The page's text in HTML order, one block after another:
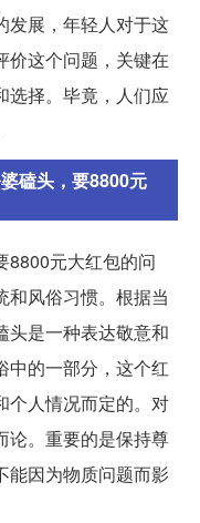
发展，年轻人对于这
价这个问题，关键在
选择。毕竟，人们应
磕头，要8800元
8800元大红包的问
和风俗习惯。根据当
头是一种表达敬意和
中的一部分，这个红
个人情况而定的。对
论。重要的是保持尊
能因为物质问题而影